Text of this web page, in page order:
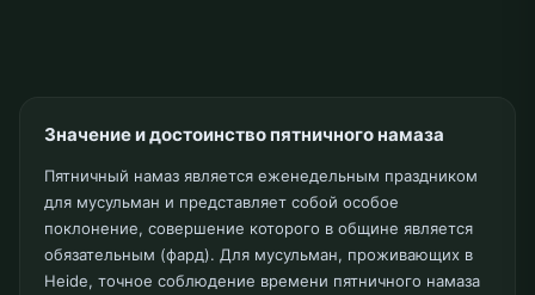
Значение и достоинство пятничного намаза
Пятничный намаз является еженедельным праздником
для мусульман и представляет собой особое
поклонение, совершение которого в общине является
обязательным (фард). Для мусульман, проживающих в
Heide, точное соблюдение времени пятничного намаза